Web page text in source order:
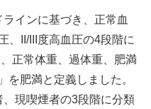
インに基づき、正常血
、II/III度高血圧の4段階に
正常体重、過体重、肥満
を肥満と定義しました。
現喫煙者の3段階に分類